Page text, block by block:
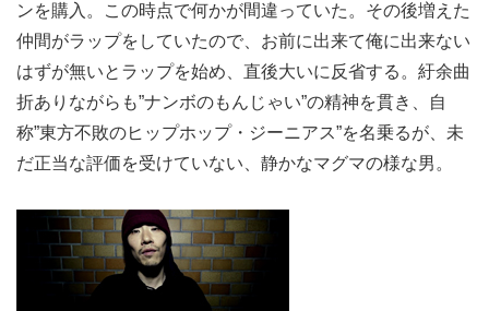
ンを購入。この時点で何かが間違っていた。その後増えた
仲間がラップをしていたので、お前に出来て俺に出来ない
はずが無いとラップを始め、直後大いに反省する。紆余曲
折ありながらも”ナンボのもんじゃい”の精神を貫き、自
称”東方不敗のヒップホップ・ジーニアス”を名乗るが、未
だ正当な評価を受けていない、静かなマグマの様な男。